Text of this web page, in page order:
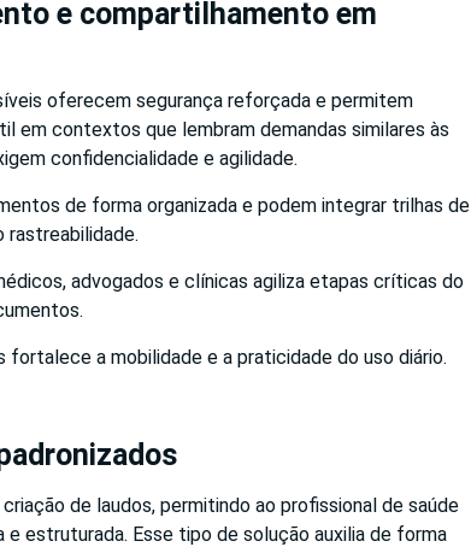
e compartilhamento em
oferecem segurança reforçada e permitem
em contextos que lembram demandas similares às
confidencialidade e agilidade.
de forma organizada e podem integrar trilhas de
rastreabilidade.
advogados e clínicas agiliza etapas críticas do
a mobilidade e a praticidade do uso diário.
de laudos, permitindo ao profissional de saúde
estruturada. Esse tipo de solução auxilia de forma